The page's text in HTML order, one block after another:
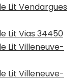
Lit Vendargues
Lit Vias 34450
Lit Villeneuve-
Lit Villeneuve-